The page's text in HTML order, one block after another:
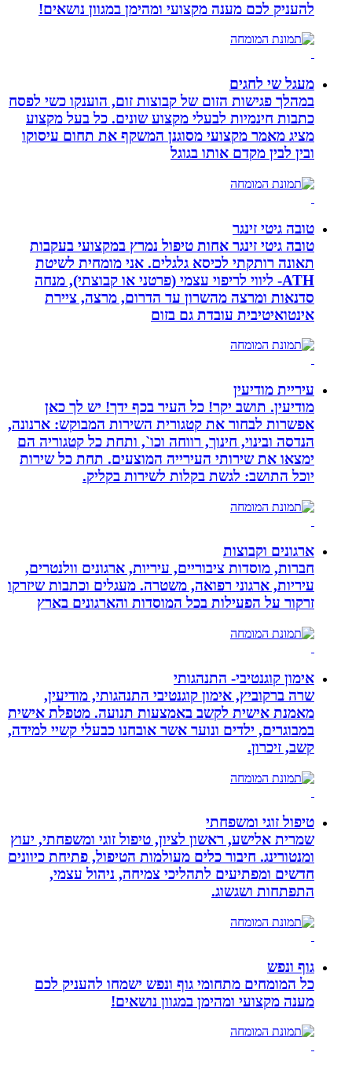
להעניק לכם מענה מקצועי ומהימן במגוון נושאים!
מעגל שי לחגים
במהלך פגישות הזום של קבוצות זום, הוענקו כשי לפסח
כתבות חינמיות לבעלי מקצוע שונים. כל בעל מקצוע
מציג מאמר מקצועי מסוגנן המשקף את תחום עיסוקו
ובין לבין מקדם אותו בגוגל
טובה גיטי זינגר
טובה גיטי זינגר אחות טיפול נמרץ במקצועי בעקבות
תאונה רותקתי לכיסא גלגלים. אני מומחית לשיטת
ATH- ליווי לריפוי עצמי (פרטני או קבוצתי), מנחה
סדנאות ומרצה מהשרון עד הדרום, מרצה, ציירת
אינטואיטיבית עובדת גם בזום
עיריית מודיעין
מודיעין. תושב יקר! כל העיר בכף ידך! יש לך כאן
אפשרות לבחור את קטגורית השירות המבוקש: ארנונה,
הנדסה ובינוי, חינוך, רווחה וכו`, ותחת כל קטגוריה הם
ימצאו את שירותי העירייה המוצעים. תחת כל שירות
יוכל התושב: לגשת בקלות לשירות בקליק.
ארגונים וקבוצות
חברות, מוסדות ציבוריים, עיריות, ארגונים וולנטרים,
עיריות, ארגוני רפואה, משטרה. מעגלים וכתבות שיזרקו
זרקור על הפעילות בכל המוסדות והארגונים בארץ
אימון קוגנטיבי- התנהגותי
שרה ברקוביץ, אימון קוגנטיבי התנהגותי, מודיעין,
מאמנת אישית לקשב באמצעות תנועה. מטפלת אישית
במבוגרים, ילדים ונוער אשר אובחנו כבעלי קשיי למידה,
קשב, זיכרון.
טיפול זוגי ומשפחתי
שמרית אלישע, ראשון לציון, טיפול זוגי ומשפחתי, יעוץ
ומנטורינג. חיבור כלים מעולמות הטיפול, פתיחת כיוונים
חדשים ומפתיעים לתהליכי צמיחה, ניהול עצמי,
התפתחות ושגשוג.
גוף ונפש
כל המומחים מתחומי גוף ונפש ישמחו להעניק לכם
מענה מקצועי ומהימן במגוון נושאים!